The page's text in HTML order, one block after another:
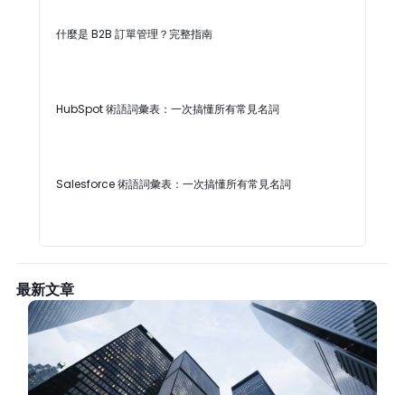
什麼是 B2B 訂單管理？完整指南
HubSpot 術語詞彙表：一次搞懂所有常見名詞
Salesforce 術語詞彙表：一次搞懂所有常見名詞
最新文章